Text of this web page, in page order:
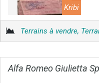
Kribi
Terrains à vendre,
Alfa Romeo Giulietta